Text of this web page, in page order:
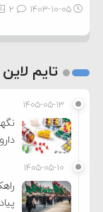
۱۴۰۳-۱۰-۰۵
تایم
۱۴۰۵-۰۵-۱۳
۱۴۰۵-۰۵-۱۰